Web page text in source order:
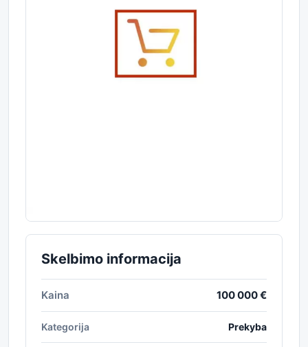
Skelbimo informacija
Kaina 100 000 €
Kategorija Prekyba